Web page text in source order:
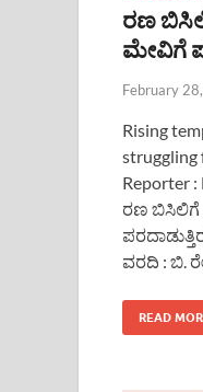
ರಣ
ಮೇವಿಗೆ
February
Rising
struggling
Reporter :
ರಣ ಬಿಸಿಲಿಗೆ
ವರದಿ : ಬಿ.
READ